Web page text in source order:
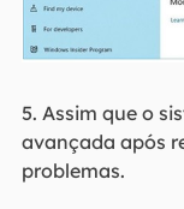
5. Assim que o
avançada após
problemas.